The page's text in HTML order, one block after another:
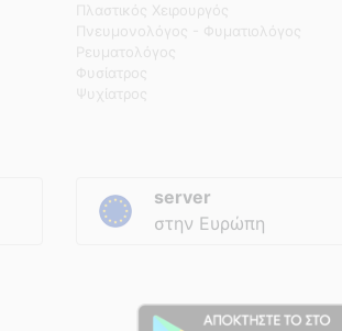
Πλαστικός Χειρουργός
Πνευμονολόγος - Φυματιολόγος
Ρευματολόγος
Φυσίατρος
Ψυχίατρος
server
στην Ευρώπη